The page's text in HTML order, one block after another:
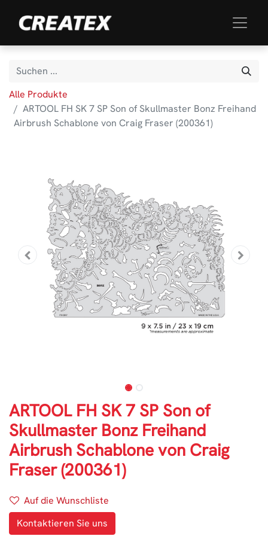
Alle Produkte
ARTOOL FH SK 7 SP Son of Skullmaster Bonz Freihand
Airbrush Schablone von Craig Fraser (200361)
ARTOOL FH SK 7 SP Son of
Skullmaster Bonz Freihand
Airbrush Schablone von Craig
Fraser (200361)
Auf die Wunschliste
Kontaktieren Sie uns